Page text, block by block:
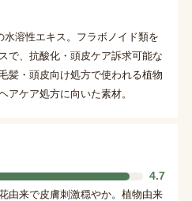
溶性エキス。フラボノイド類を
で、抗酸化・頭皮ケア訴求可能な
髪・頭皮向け処方で使われる植物
アケア処方に向いた素材。
4.7
由来で皮膚刺激穏やか。植物由来